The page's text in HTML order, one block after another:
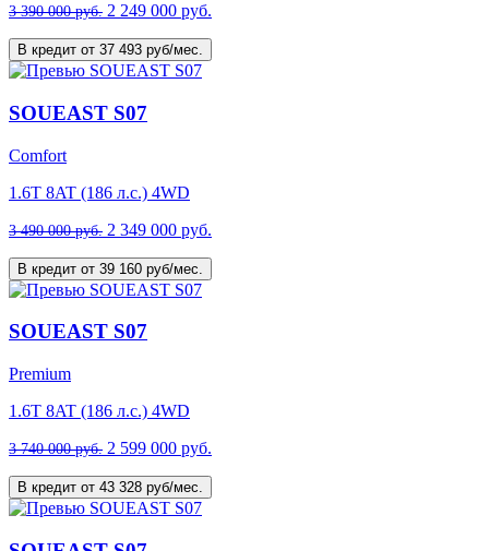
3 390 000 руб. 2 249 000 руб.
В кредит от 37 493 руб/мес.
SOUEAST S07
Comfort
1.6T 8AT (186 л.с.) 4WD
3 490 000 руб. 2 349 000 руб.
В кредит от 39 160 руб/мес.
SOUEAST S07
Premium
1.6T 8AT (186 л.с.) 4WD
3 740 000 руб. 2 599 000 руб.
В кредит от 43 328 руб/мес.